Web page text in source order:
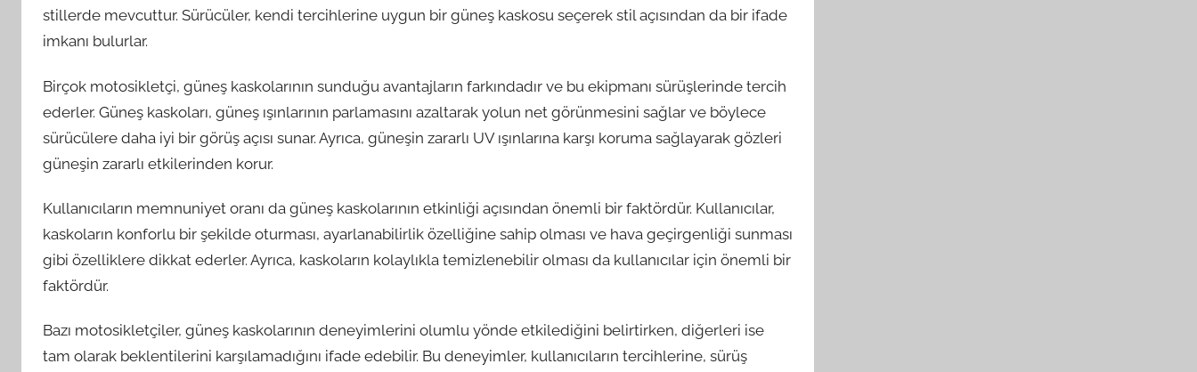
stillerde mevcuttur. Sürücüler, kendi tercihlerine uygun bir güneş kaskosu seçerek stil açısından da bir ifade
imkanı bulurlar.
Birçok motosikletçi, güneş kaskolarının sunduğu avantajların farkındadır ve bu ekipmanı sürüşlerinde tercih
ederler. Güneş kaskoları, güneş ışınlarının parlamasını azaltarak yolun net görünmesini sağlar ve böylece
sürücülere daha iyi bir görüş açısı sunar. Ayrıca, güneşin zararlı UV ışınlarına karşı koruma sağlayarak gözleri
güneşin zararlı etkilerinden korur.
Kullanıcıların memnuniyet oranı da güneş kaskolarının etkinliği açısından önemli bir faktördür. Kullanıcılar,
kaskoların konforlu bir şekilde oturması, ayarlanabilirlik özelliğine sahip olması ve hava geçirgenliği sunması
gibi özelliklere dikkat ederler. Ayrıca, kaskoların kolaylıkla temizlenebilir olması da kullanıcılar için önemli bir
faktördür.
Bazı motosikletçiler, güneş kaskolarının deneyimlerini olumlu yönde etkilediğini belirtirken, diğerleri ise
tam olarak beklentilerini karşılamadığını ifade edebilir. Bu deneyimler, kullanıcıların tercihlerine, sürüş